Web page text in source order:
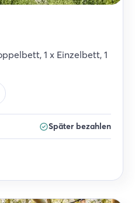
, 1 x Einzelbett, 1
Später bezahlen